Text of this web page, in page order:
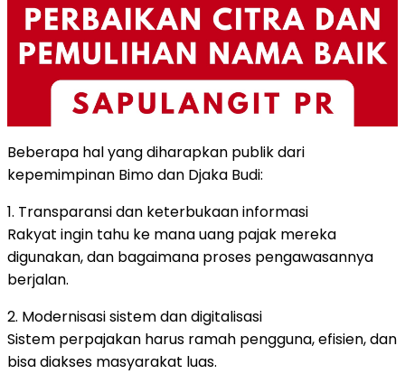
Beberapa hal yang diharapkan publik dari
kepemimpinan Bimo dan Djaka Budi:
1. Transparansi dan keterbukaan informasi
Rakyat ingin tahu ke mana uang pajak mereka
digunakan, dan bagaimana proses pengawasannya
berjalan.
2. Modernisasi sistem dan digitalisasi
Sistem perpajakan harus ramah pengguna, efisien, dan
bisa diakses masyarakat luas.